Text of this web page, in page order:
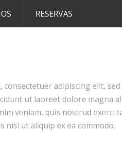
RESERVAS
adipiscing elit, sed
ut laoreet dolore magna
veniam, quis nostrud exerci
ut aliquip ex ea commodo.